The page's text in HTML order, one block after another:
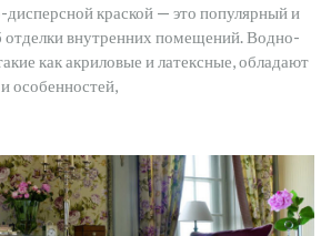
дисперсной краской — это популярный и
внутренних помещений. Водно-
как акриловые и латексные, обладают
особенностей,